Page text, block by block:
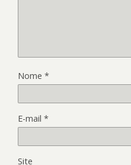
Nome *
E-mail *
Site